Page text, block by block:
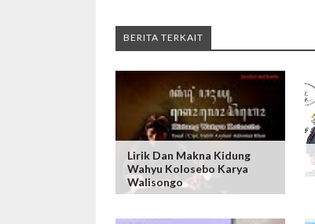
BERITA TERKAIT
Lirik Dan Makna Kidung
Wahyu Kolosebo Karya
Walisongo